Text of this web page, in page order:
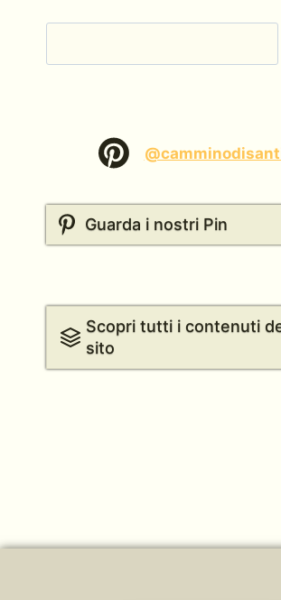
Guarda i nostri Pin
Scopri tutti i contenuti
sito